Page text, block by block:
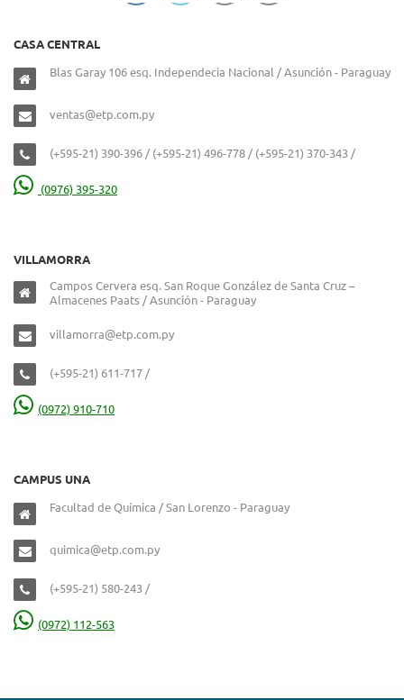
CASA CENTRAL
Blas Garay 106 esq. Independecia Nacional / Asunción - Paraguay
ventas@etp.com.py
(+595-21) 390-396 / (+595-21) 496-778 / (+595-21) 370-343 /
(0976) 395-320
VILLAMORRA
Campos Cervera esq. San Roque González de Santa Cruz –
Almacenes Paats / Asunción - Paraguay
villamorra@etp.com.py
(+595-21) 611-717 /
(0972) 910-710
CAMPUS UNA
Facultad de Química / San Lorenzo - Paraguay
quimica@etp.com.py
(+595-21) 580-243 /
(0972) 112-563